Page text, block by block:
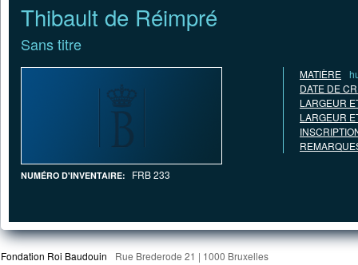
Thibault de Réimpré
Sans titre
NUMÉRO D'INVENTAIRE: FRB 233
MATIÈRE
DATE DE
LARGEUR
LARGEUR
Fondation Roi Baudouin Rue Brederode 21 | 1000 Bruxelles